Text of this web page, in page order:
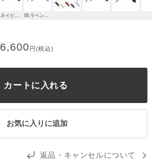
6,600円(税込)
カートに入れる
お気に入りに追加
返品・キャンセルについて